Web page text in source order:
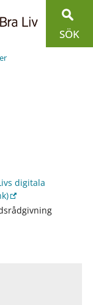
SÖK
digitala